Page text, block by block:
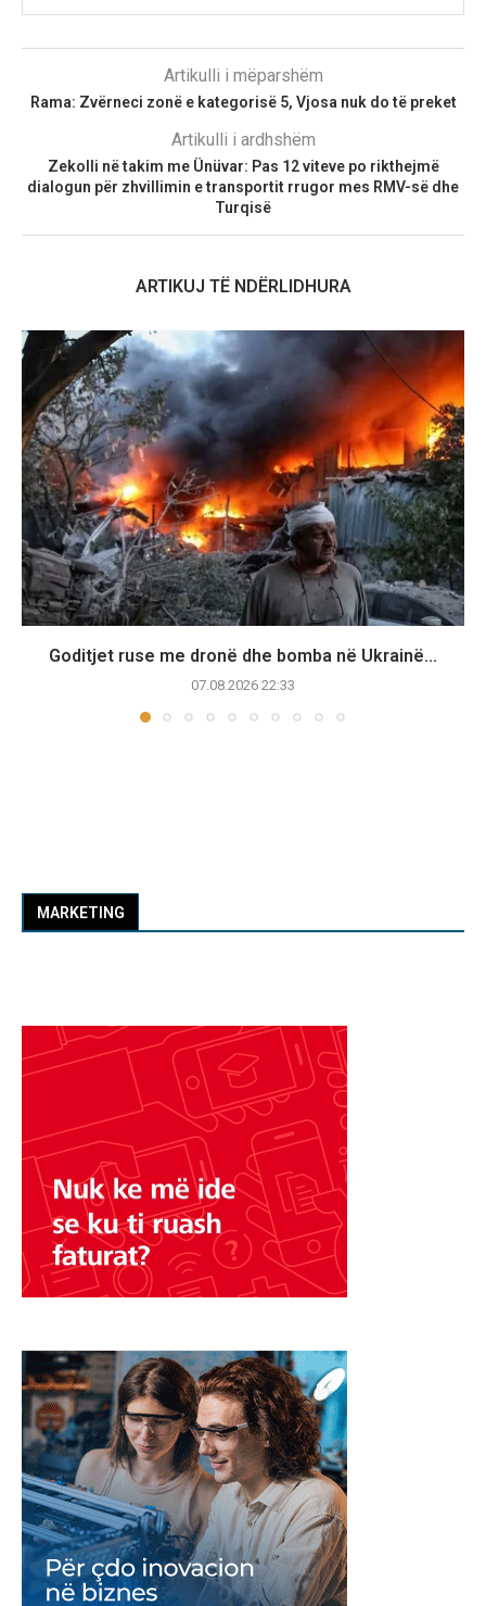
Artikulli i mëparshëm
Rama: Zvërneci zonë e kategorisë 5, Vjosa nuk do të preket
Artikulli i ardhshëm
Zekolli në takim me Ünüvar: Pas 12 viteve po rikthejmë
dialogun për zhvillimin e transportit rrugor mes RMV-së dhe
Turqisë
ARTIKUJ TË NDËRLIDHURA
Goditjet ruse me dronë dhe bomba në Ukrainë...
07.08.2026 22:33
MARKETING